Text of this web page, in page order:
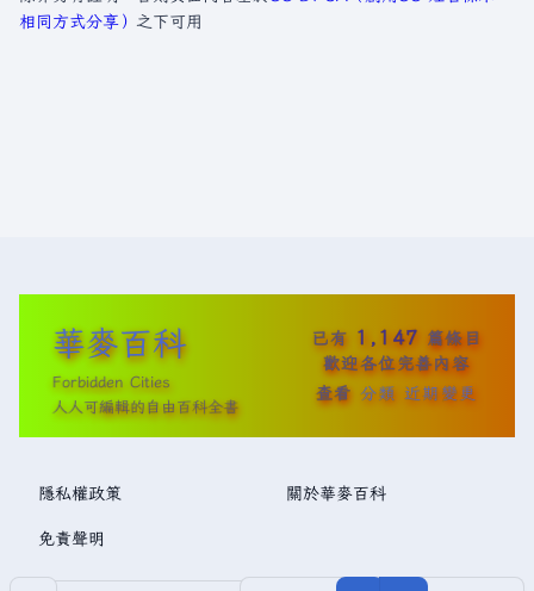
相同方式分享） 之下可用
華麥百科
Forbidden Cities
人人可編輯的自由百科全書
已有 1,147 篇條目
歡迎各位完善內容
查看 分類 近期變更
隱私權政策 關於華麥百科
免責聲明